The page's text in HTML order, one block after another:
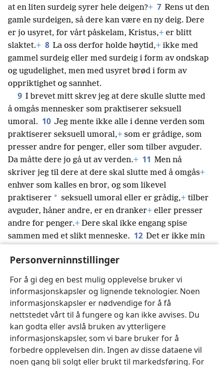
Personverninnstillinger
For å gi deg en best mulig opplevelse bruker vi
informasjonskapsler og lignende teknologier. Noen
informasjonskapsler er nødvendige for å få
nettstedet vårt til å fungere og kan ikke avvises. Du
kan godta eller avslå bruken av ytterligere
informasjonskapsler, som vi bare bruker for å
forbedre opplevelsen din. Ingen av disse dataene vil
noen gang bli solgt eller brukt til markedsføring. For
at en liten surdeig syrer hele deigen?+ 7 Rens ut den
gamle surdeigen, så dere kan være en ny deig. Dere
er jo usyret, for vårt påskelam, Kristus,+ er blitt
slaktet.+ 8 La oss derfor holde høytid,+ ikke med
gammel surdeig eller med surdeig i form av ondskap
og ugudelighet, men med usyret brød i form av
oppriktighet og sannhet.
9 I brevet mitt skrev jeg at dere skulle slutte med
å omgås mennesker som praktiserer seksuell
umoral. 10 Jeg mente ikke alle i denne verden som
praktiserer seksuell umoral,+ som er grådige, som
presser andre for penger, eller som tilber avguder.
Da måtte dere jo gå ut av verden.+ 11 Men nå
skriver jeg til dere at dere skal slutte med å omgås+
enhver som kalles en bror, og som likevel
praktiserer * seksuell umoral eller er grådig,+ tilber
avguder, håner andre, er en dranker+ eller presser
andre for penger.+ Dere skal ikke engang spise
sammen med et slikt menneske. 12 Det er ikke min
Dømmer ikke dere dem som er innenfor,
Gud dømmer dem som er utenfor?
«Fjern den som
er ond, fra menigheten.»+
Norsk Del Innstillinger
Copyright© 2026 Watch Tower Bible and Tract Society of Pennsylvania
Vilkår for bruk Personvern Personverninnstillinger JW.ORG